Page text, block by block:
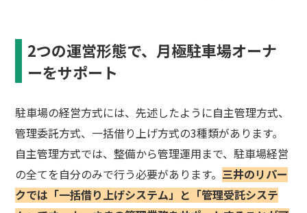
2つの運営形態で、月極駐車場オーナ
ーをサポート
駐車場の経営方式には、先述したように自主管理方式、
管理委託方式、一括借り上げ方式の3種類があります。
自主管理方式では、整備から管理運用まで、駐車場経営
の全てを自分のみで行う必要があります。 三井のリパー
クでは「一括借り上げシステム」と「管理受託システ